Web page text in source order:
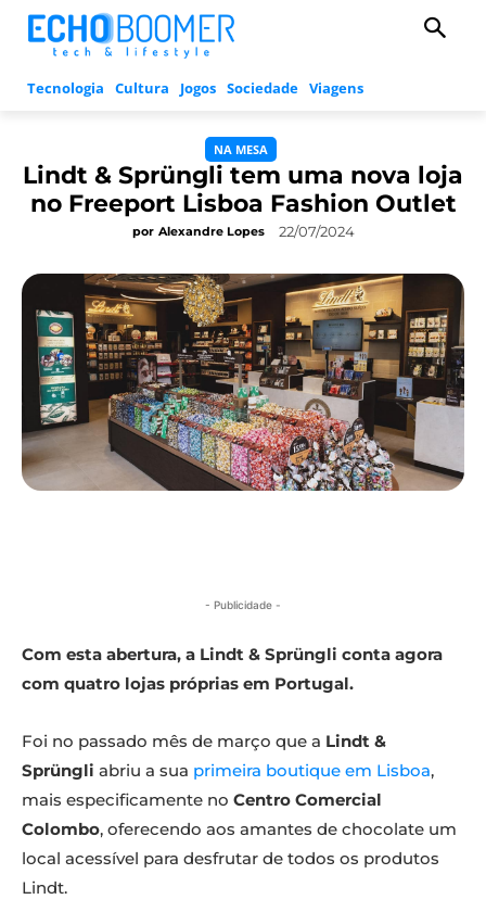
Tecnologia Cultura Jogos Sociedade Viagens
NA MESA
Lindt & Sprüngli tem uma nova loja
no Freeport Lisboa Fashion Outlet
por Alexandre Lopes 22/07/2024
- Publicidade -
Com esta abertura, a Lindt & Sprüngli conta agora
com quatro lojas próprias em Portugal.
Foi no passado mês de março que a Lindt &
Sprüngli abriu a sua primeira boutique em Lisboa,
mais especificamente no Centro Comercial
Colombo, oferecendo aos amantes de chocolate um
local acessível para desfrutar de todos os produtos
Lindt.